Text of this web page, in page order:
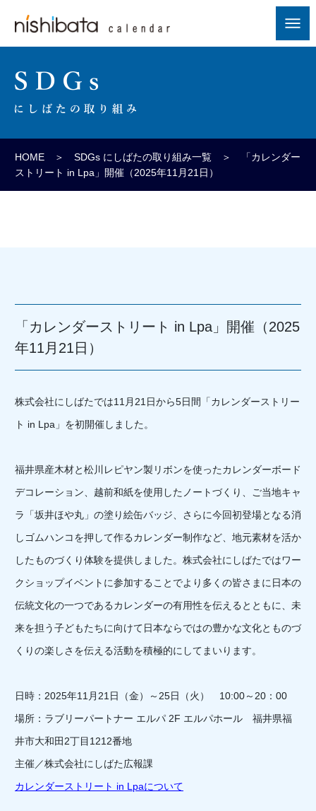
HOME ＞ SDGs にしばたの取り組み一覧 ＞ 「カレンダー
ストリート in Lpa」開催（2025年11月21日）
「カレンダーストリート in Lpa」開催（2025
年11月21日）
株式会社にしばたでは11月21日から5日間「カレンダーストリー
ト in Lpa」を初開催しました。
福井県産木材と松川レピヤン製リボンを使ったカレンダーボード
デコレーション、越前和紙を使用したノートづくり、ご当地キャ
ラ「坂井ほや丸」の塗り絵缶バッジ、さらに今回初登場となる消
しゴムハンコを押して作るカレンダー制作など、地元素材を活か
したものづくり体験を提供しました。株式会社にしばたではワー
クショップイベントに参加することでより多くの皆さまに日本の
伝統文化の一つであるカレンダーの有用性を伝えるとともに、未
来を担う子どもたちに向けて日本ならではの豊かな文化とものづ
くりの楽しさを伝える活動を積極的にしてまいります。
日時：2025年11月21日（金）～25日（火） 10:00～20：00
場所：ラブリーパートナー エルパ 2F エルパホール 福井県福
井市大和田2丁目1212番地
主催／株式会社にしばた広報課
カレンダーストリート in Lpaについて